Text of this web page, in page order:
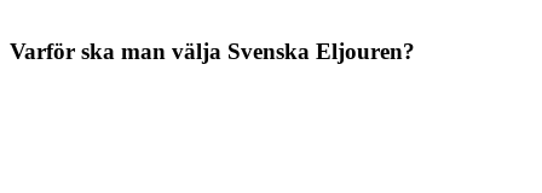
Varför ska man välja Svenska Eljouren?